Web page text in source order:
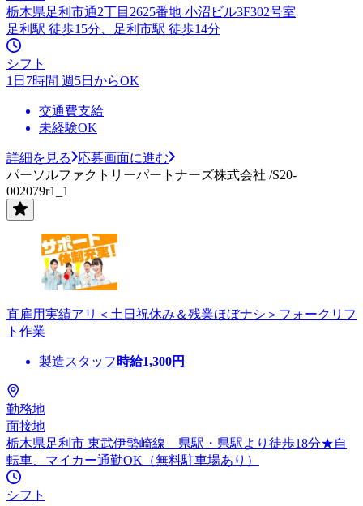
栃木県足利市通2丁目2625番地 小沼ビル3F302号室
足利駅 徒歩15分、足利市駅 徒歩14分
シフト
1日7時間 週5日からOK
交通費支給
未経験OK
詳細を見る
応募画面に進む
パーソルファクトリーパートナーズ株式会社 /S20-
002079r1_1
直雇用実績アリ＜土日祝休み＆残業ほぼナシ＞フォークリフ
ト作業
製造スタッフ 時給1,300円
勤務地
面接地
栃木県足利市 東武伊勢崎線 県駅・県駅より徒歩18分★自
転車、マイカー通勤OK（無料駐車場あり）
シフト